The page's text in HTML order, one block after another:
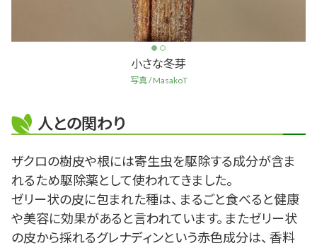
小さな冬芽
写真 / MasakoT
人との関わり
ザクロの樹皮や根には寄生虫を駆除する成分が含ま
れるため駆除薬として使われてきました。
ゼリー状の皮に包まれた種は、 まるごと食べると健康
や美容に効果があると言われています。 またゼリー状
の皮から採れるグレナディンという赤色成分は、 香料